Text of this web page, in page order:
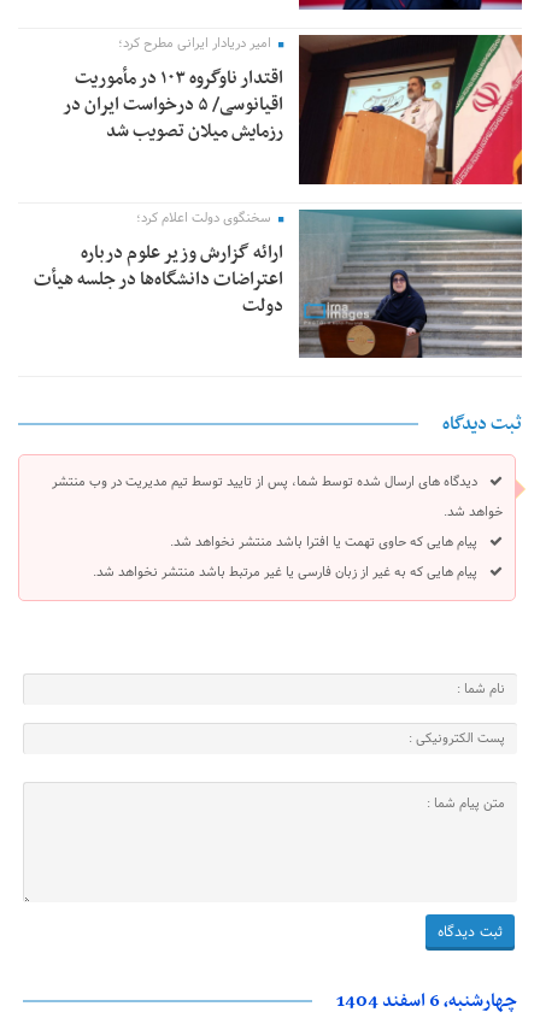
امیر دریادار ایرانی مطرح کرد؛
اقتدار ناوگروه ۱۰۳ در مأموریت‌
اقیانوسی/ ۵ درخواست ایران در
رزمایش میلان تصویب شد
سخنگوی دولت اعلام کرد؛
ارائه گزارش وزیر علوم درباره
اعتراضات دانشگاه‌ها در جلسه هیأت
دولت
ثبت دیدگاه
دیدگاه های ارسال شده توسط شما، پس از تایید توسط تیم مدیریت در وب منتشر
خواهد شد.
پیام هایی که حاوی تهمت یا افترا باشد منتشر نخواهد شد.
پیام هایی که به غیر از زبان فارسی یا غیر مرتبط باشد منتشر نخواهد شد.
چهارشنبه، 6 اسفند 1404